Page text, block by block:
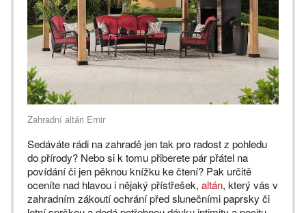
Zahradní altán Ernir
Sedáváte rádi na zahradě jen tak pro radost z pohledu
do přírody? Nebo si k tomu přiberete pár přátel na
povídání či jen pěknou knížku ke čtení? Pak určitě
oceníte nad hlavou i nějaký přístřešek, altán, který vás v
zahradním zákoutí ochrání před slunečními paprsky či